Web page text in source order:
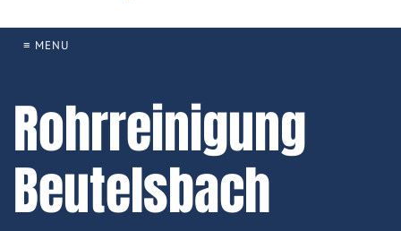
≡ MENU
Rohrreinigung
Beutelsbach